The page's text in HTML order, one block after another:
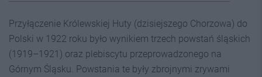
Przyłączenie Królewskiej Huty (dzisiejszego Chorzowa) do
Polski w 1922 roku było wynikiem trzech powstań śląskich
(1919–1921) oraz plebiscytu przeprowadzonego na
Górnym Śląsku. Powstania te były zbrojnymi zrywami